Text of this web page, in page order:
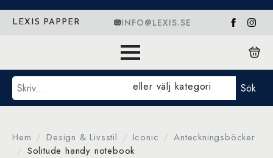
LEXIS PAPPER INFO@LEXIS.SE
Sök eller välj kategori Sök
Hem Design & Livsstil Iconic
Anteckningsböcker
Solitude handy notebook